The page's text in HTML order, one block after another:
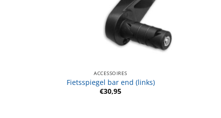
ACCESSOIRES
Fietsspiegel bar end (links)
€30,95